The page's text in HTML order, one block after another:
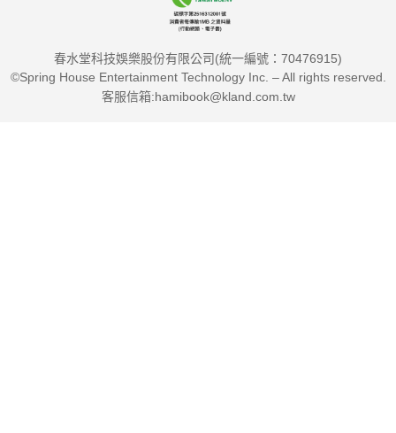
春水堂科技娛樂股份有限公司(統一編號：70476915)
©Spring House Entertainment Technology Inc. – All rights reserved.
客服信箱:hamibook@kland.com.tw